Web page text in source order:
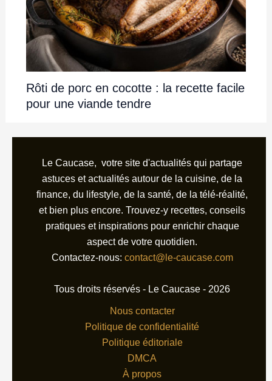
Rôti de porc en cocotte : la recette facile
pour une viande tendre
Le Caucase, votre site d'actualités qui partage
astuces et actualités autour de la cuisine, de la
finance, du lifestyle, de la santé, de la télé-réalité,
et bien plus encore. Trouvez-y recettes, conseils
pratiques et inspirations pour enrichir chaque
aspect de votre quotidien.
Contactez-nous: contact@le-caucase.com
Tous droits réservés - Le Caucase - 2026
Nous contacter
Politique de confidentialité
Politique éditoriale
DMCA
À propos